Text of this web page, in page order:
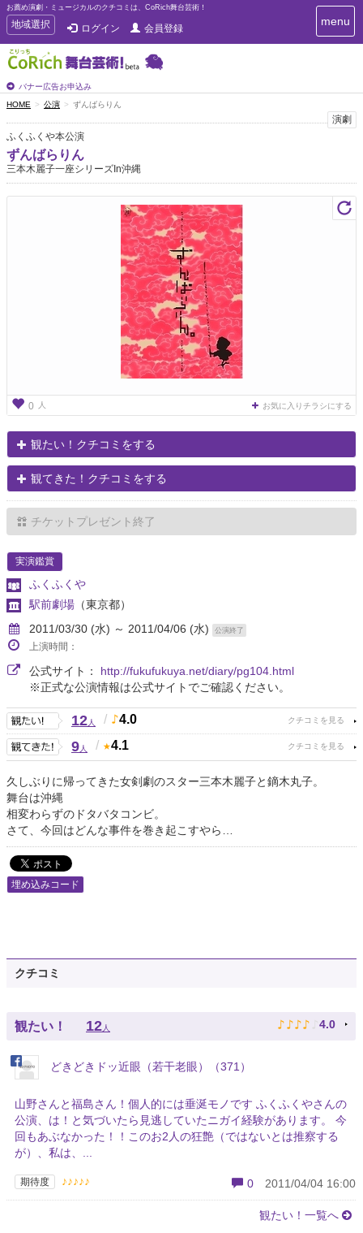
お薦め演劇・ミュージカルのクチコミは、CoRich舞台芸術！
T
o
g
g
e
n
a
v
g
a
地域選択 ログイン 会員登録
バナー広告お申込み
T
o
g
a
menu
HOME 公演 ずんばらりん
演劇
ふくふくや本公演
ずんばらりん
三本木麗子一座シリーズIn沖縄
0 人 お気に入りチラシにする
観たい！クチコミをする
観てきた！クチコミをする
チケットプレゼント終了
実演鑑賞
ふくふくや
駅前劇場 （東京都）
2011/03/30 (水) ～ 2011/04/06 (水)
公演終了
上演時間：
公式サイト： http://fukufukuya.net/diary/pg104.html
※正式な公演情報は公式サイトでご確認ください。
12人 / 4.0
9人 / 4.1
久しぶりに帰ってきた女剣劇のスター三本木麗子と鏑木丸子。
舞台は沖縄
相変わらずのドタバタコンビ。
さて、今回はどんな事件を巻き起こすやら…
埋め込みコード
クチコミ
観たい！ 12人 ♪ ♪ ♪ ♪ ♪ 4.0
どきどきドッ近眼（若干老眼）（371）
山野さんと福島さん！個人的には垂涎モノです ふくふくやさんの
公演、は！と気づいたら見逃していたニガイ経験があります。 今
回もあぶなかった！！このお2人の狂艶（ではないとは推察する
が）、私は、...
期待度 ♪♪♪♪♪ 0 2011/04/04 16:00
観たい！一覧へ